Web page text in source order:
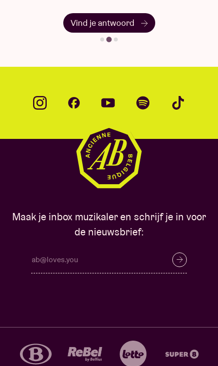
Vind je antwoord
Maak je inbox muzikaler en schrijf je in voor
de nieuwsbrief: